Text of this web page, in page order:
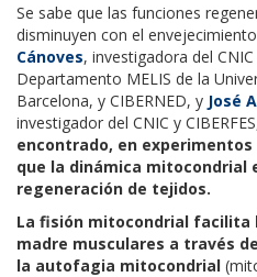
Se sabe que las funciones
disminuyen con el
Cánoves, investigadora del
Departamento MELIS de la
Barcelona, ​​y CIBERNED, y José
investigador del CNIC y
encontrado, en
que la dinámica mitocondrial
regeneración de tejidos.
La fisión mitocondrial facilita
madre musculares a través
la autofagia mitocondrial